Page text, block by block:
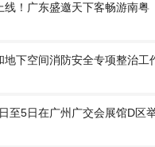
线！广东盛邀天下客畅游南粤
地下空间消防安全专项整治工
至5日在广州广交会展馆D区